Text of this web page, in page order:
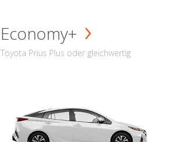
Economy+
Toyota Prius Plus oder gleichwertig